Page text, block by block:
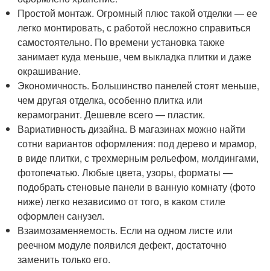
Простой монтаж. Огромный плюс такой отделки — ее
легко монтировать, с работой несложно справиться
самостоятельно. По времени установка также
занимает куда меньше, чем выкладка плитки и даже
окрашивание.
Экономичность. Большинство панелей стоят меньше,
чем другая отделка, особенно плитка или
керамогранит. Дешевле всего — пластик.
Вариативность дизайна. В магазинах можно найти
сотни вариантов оформления: под дерево и мрамор,
в виде плитки, с трехмерным рельефом, молдингами,
фотопечатью. Любые цвета, узоры, форматы —
подобрать стеновые панели в ванную комнату (фото
ниже) легко независимо от того, в каком стиле
оформлен санузел.
Взаимозаменяемость. Если на одном листе или
реечном модуле появился дефект, достаточно
заменить только его.